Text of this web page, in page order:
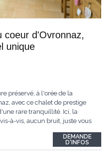
coeur d'Ovronnaz,
unique
préservé, à l'orée de la
avec ce chalet de prestige
rare tranquillité. Ici, la
à-vis, aucun bruit, juste vous
et ses matériaux nobles.
DEMANDE
D'INFOS